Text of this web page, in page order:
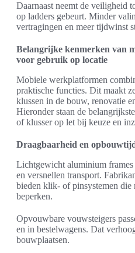
Daarnaast neemt de veiligheid
op ladders gebeurt. Minder
vertragingen en meer tijdwinst
Belangrijke kenmerken van
voor gebruik op locatie
Mobiele werkplatformen
praktische functies. Dit maakt
klussen in de bouw, renovatie
Hieronder staan de
of klusser op let bij keuze en
Draagbaarheid en
Lichtgewicht aluminium
en versnellen transport.
bieden klik- of pinsystemen die
beperken.
Opvouwbare vouwsteigers
en in bestelwagens. Dat
bouwplaatsen.